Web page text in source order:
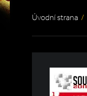
Úvodní strana /